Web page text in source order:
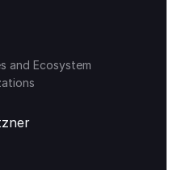
and Ecosystem